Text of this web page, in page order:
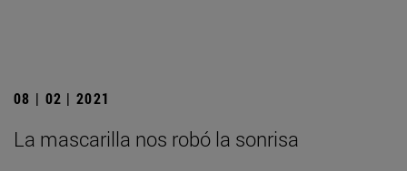
08 | 02 | 2021
La mascarilla nos robó la sonrisa